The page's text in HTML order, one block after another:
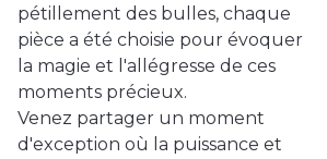
pétillement des bulles, chaque
pièce a été choisie pour évoquer
la magie et l'allégresse de ces
moments précieux.
Venez partager un moment
d'exception où la puissance et